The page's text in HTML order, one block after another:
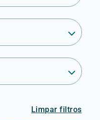
Limpar filtros